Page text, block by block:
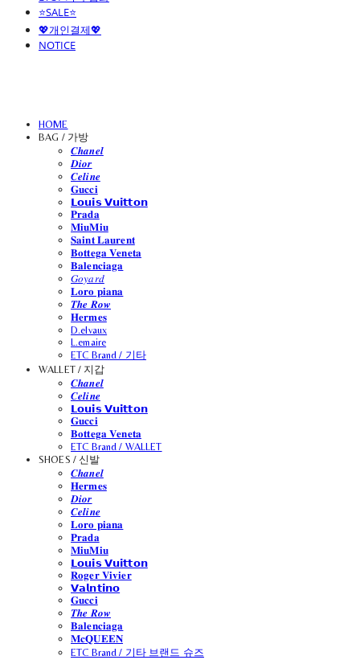
⭐SALE⭐
💖개인결제💖
NOTICE
HOME
BAG / 가방
𝑪𝒉𝒂𝒏𝒆𝒍
𝑫𝒊𝒐𝒓
𝑪𝒆𝒍𝒊𝒏𝒆
𝐆𝐮𝐜𝐜𝐢
𝗟𝗼𝘂𝗶𝘀 𝗩𝘂𝗶𝘁𝘁𝗼𝗻
𝐏𝐫𝐚𝐝𝐚
𝐌𝐢𝐮𝐌𝐢𝐮
𝐒𝐚𝐢𝐧𝐭 𝐋𝐚𝐮𝐫𝐞𝐧𝐭
𝐁𝐨𝐭𝐭𝐞𝐠𝐚 𝐕𝐞𝐧𝐞𝐭𝐚
𝐁𝐚𝐥𝐞𝐧𝐜𝐢𝐚𝐠𝐚
𝐺𝑜𝑦𝑎𝑟𝑑
𝐋𝐨𝐫𝐨 𝐩𝐢𝐚𝐧𝐚
𝑻𝒉𝒆 𝑹𝒐𝒘
𝐇𝐞𝐫𝐦𝐞𝐬
D.elvaux
L.emaire
ETC Brand / 기타
WALLET / 지갑
𝑪𝒉𝒂𝒏𝒆𝒍
𝑪𝒆𝒍𝒊𝒏𝒆
𝗟𝗼𝘂𝗶𝘀 𝗩𝘂𝗶𝘁𝘁𝗼𝗻
𝐆𝐮𝐜𝐜𝐢
𝐁𝐨𝐭𝐭𝐞𝐠𝐚 𝐕𝐞𝐧𝐞𝐭𝐚
ETC Brand / WALLET
SHOES / 신발
𝑪𝒉𝒂𝒏𝒆𝒍
𝐇𝐞𝐫𝐦𝐞𝐬
𝑫𝒊𝒐𝒓
𝑪𝒆𝒍𝒊𝒏𝒆
𝐋𝐨𝐫𝐨 𝐩𝐢𝐚𝐧𝐚
𝐏𝐫𝐚𝐝𝐚
𝐌𝐢𝐮𝐌𝐢𝐮
𝗟𝗼𝘂𝗶𝘀 𝗩𝘂𝗶𝘁𝘁𝗼𝗻
𝐑𝐨𝐠𝐞𝐫 𝐕𝐢𝐯𝐢𝐞𝐫
𝗩𝗮𝗹𝗻𝘁𝗶𝗻𝗼
𝐆𝐮𝐜𝐜𝐢
𝑻𝒉𝒆 𝑹𝒐𝒘
𝐁𝐚𝐥𝐞𝐧𝐜𝐢𝐚𝐠𝐚
𝐌𝐜𝐐𝐔𝐄𝐄𝐍
ETC Brand / 기타 브랜드 슈즈